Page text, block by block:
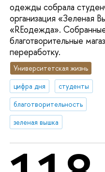
одежды собрала
организация «Зеленая
«REодежда».
благотворительные
переработку.
Университетская жизнь
цифра дня
студенты
благотворительность
зеленая вышка